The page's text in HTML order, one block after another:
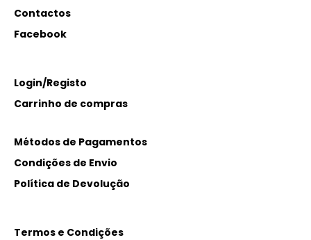
Contactos
Facebook
Login/Registo
Carrinho de compras
Métodos de Pagamentos
Condições de Envio
Política de Devolução
Termos e Condições